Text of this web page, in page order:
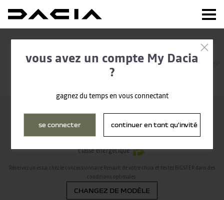
vous avez un compte My Dacia
?
gagnez du temps en vous connectant
se connecter continuer en tant qu'invité
Sélection modèle Energie
3
Choix
Prise de rendez-
Vous avez choisi
BIGSTER
Mild Hybrid
classe énergétique
C
137
Réservez un essai chez le concessionnaire Renault de votre choix et testez BIGSTER dans des
conditions optimales.
CHANGEZ DE MODÈLE